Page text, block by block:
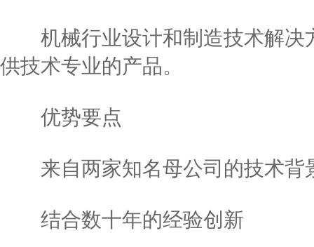
机械行业设计和制造技术解决方
供技术专业的产品。
优势要点
来自两家知名母公司的技术背
结合数十年的经验创新